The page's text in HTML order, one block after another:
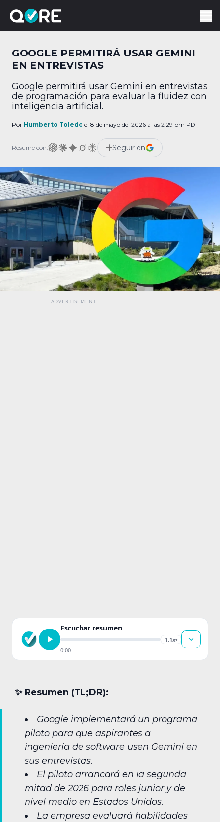
GOOGLE PERMITIRÁ USAR GEMINI
EN ENTREVISTAS
Google permitirá usar Gemini en entrevistas
de programación para evaluar la fluidez con
inteligencia artificial.
Por Humberto Toledo el 8 de mayo del 2026 a las 2:29 pm PDT
Resume con: Seguir en
Escuchar resumen
1.1x▾
0:00
✨︎ Resumen (TL;DR):
Google implementará un programa
piloto para que aspirantes a
ingeniería de software usen Gemini en
sus entrevistas.
El piloto arrancará en la segunda
mitad de 2026 para roles junior y de
nivel medio en Estados Unidos.
La empresa evaluará habilidades